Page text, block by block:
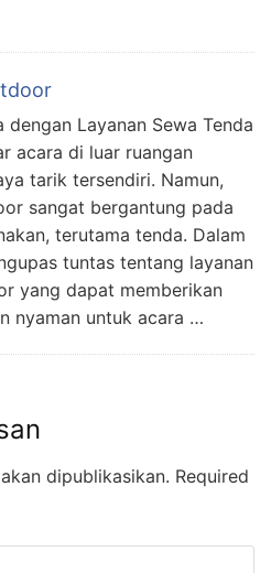
Layanan Sewa Tenda
acara di luar ruangan
tarik tersendiri. Namun,
sangat bergantung pada
terutama tenda. Dalam
tuntas tentang layanan
yang dapat memberikan
nyaman untuk acara …
dipublikasikan. Required